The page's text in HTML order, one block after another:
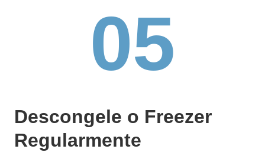
05
Descongele o Freezer
Regularmente